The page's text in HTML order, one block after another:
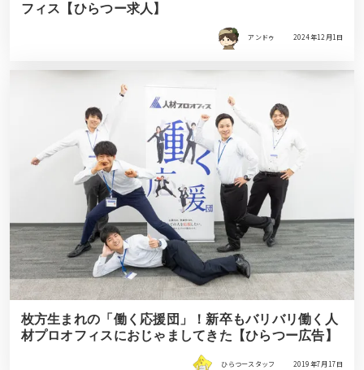
フィス【ひらつー求人】
アンドゥ 2024年12月1日
枚方生まれの「働く応援団」！新卒もバリバリ働く人
材プロオフィスにおじゃましてきた【ひらつー広告】
ひらつースタッフ 2019年7月17日